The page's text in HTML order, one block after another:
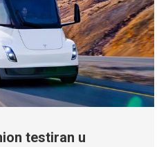
testiran u